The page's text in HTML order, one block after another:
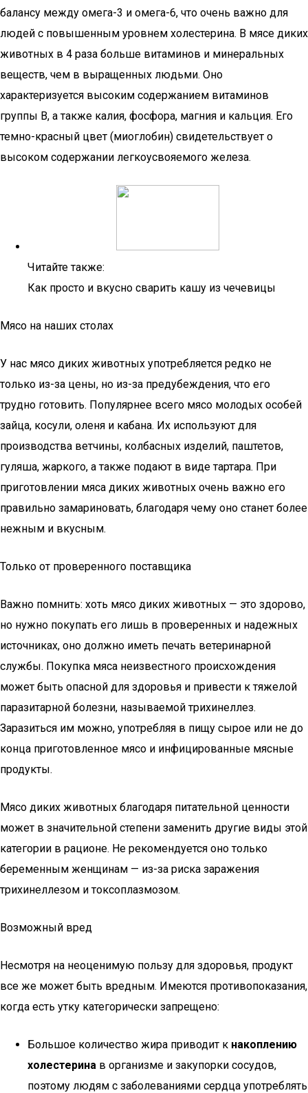
балансу между омега-3 и омега-6, что очень важно для
людей с повышенным уровнем холестерина. В мясе диких
животных в 4 раза больше витаминов и минеральных
веществ, чем в выращенных людьми. Оно
характеризуется высоким содержанием витаминов
группы В, а также калия, фосфора, магния и кальция. Его
темно-красный цвет (миоглобин) свидетельствует о
высоком содержании легкоусвояемого железа.
Читайте также:
Как просто и вкусно сварить кашу из чечевицы
Мясо на наших столах
У нас мясо диких животных употребляется редко не
только из-за цены, но из-за предубеждения, что его
трудно готовить. Популярнее всего мясо молодых особей
зайца, косули, оленя и кабана. Их используют для
производства ветчины, колбасных изделий, паштетов,
гуляша, жаркого, а также подают в виде тартара. При
приготовлении мяса диких животных очень важно его
правильно замариновать, благодаря чему оно станет более
нежным и вкусным.
Только от проверенного поставщика
Важно помнить: хоть мясо диких животных — это здорово,
но нужно покупать его лишь в проверенных и надежных
источниках, оно должно иметь печать ветеринарной
службы. Покупка мяса неизвестного происхождения
может быть опасной для здоровья и привести к тяжелой
паразитарной болезни, называемой трихинеллез.
Заразиться им можно, употребляя в пищу сырое или не до
конца приготовленное мясо и инфицированные мясные
продукты.
Мясо диких животных благодаря питательной ценности
может в значительной степени заменить другие виды этой
категории в рационе. Не рекомендуется оно только
беременным женщинам — из-за риска заражения
трихинеллезом и токсоплазмозом.
Возможный вред
Несмотря на неоценимую пользу для здоровья, продукт
все же может быть вредным. Имеются противопоказания,
когда есть утку категорически запрещено:
Большое количество жира приводит к накоплению
холестерина в организме и закупорки сосудов,
поэтому людям с заболеваниями сердца употреблять